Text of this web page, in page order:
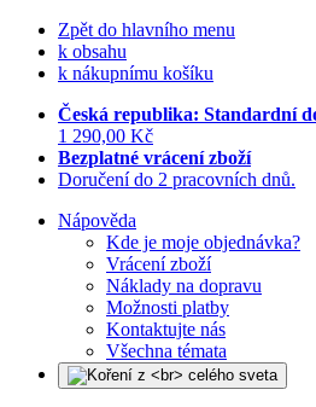
Zpět do hlavního menu
k obsahu
k nákupnímu košíku
Česká republika: Standardní
1 290,00 Kč
Bezplatné vrácení zboží
Doručení do 2 pracovních dnů.
Nápověda
Kde je moje objednávka?
Vrácení zboží
Náklady na dopravu
Možnosti platby
Kontaktujte nás
Všechna témata